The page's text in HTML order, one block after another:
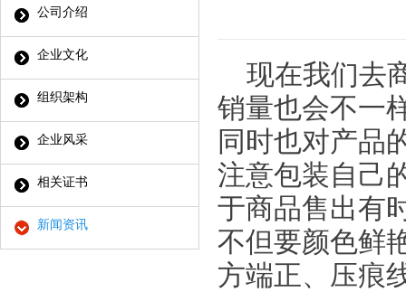
公司介绍
企业文化
组织架构
企业风采
相关证书
新闻资讯
现在我们去
销量也会不一
同时也对产品
注意包装自己
于商品售出有
不但要颜色鲜
方端正、压痕